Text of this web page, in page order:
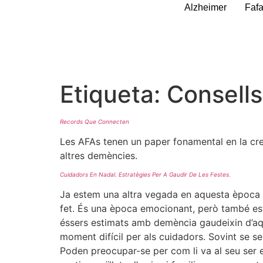
Alzheimer
Etiqueta: Consells
Records Que Connecten
Les AFAs tenen un paper fonamental en la
altres demències.
Cuidadors En Nadal. Estratègies Per A Gaudir De Les Festes.
Ja estem una altra vegada en aquesta
fet. És una època emocionant, però també
éssers estimats amb demència gaudeixin
moment difícil per als cuidadors. Sovint se
Poden preocupar-se per com li va al seu